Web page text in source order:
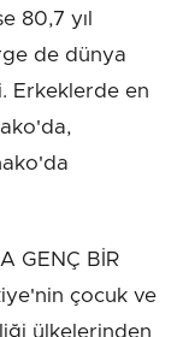
80,7 yıl
de dünya
Erkeklerde en
GENÇ BİR
çocuk ve
ülkelerinden